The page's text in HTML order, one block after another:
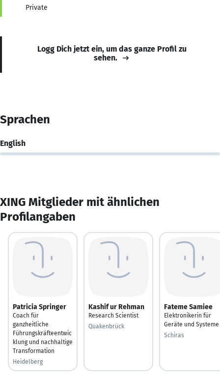
Private
Logg Dich jetzt ein, um das ganze Profil zu
sehen.
Sprachen
English
XING Mitglieder mit ähnlichen
Profilangaben
Patricia Springer
Coach für
ganzheitliche
Führungskräfteentwic
klung und nachhaltige
Transformation
Heidelberg
Kashif ur Rehman
Research Scientist
Quakenbrück
Fateme Samiee
Elektronikerin für
Geräte und Systeme
Schiras